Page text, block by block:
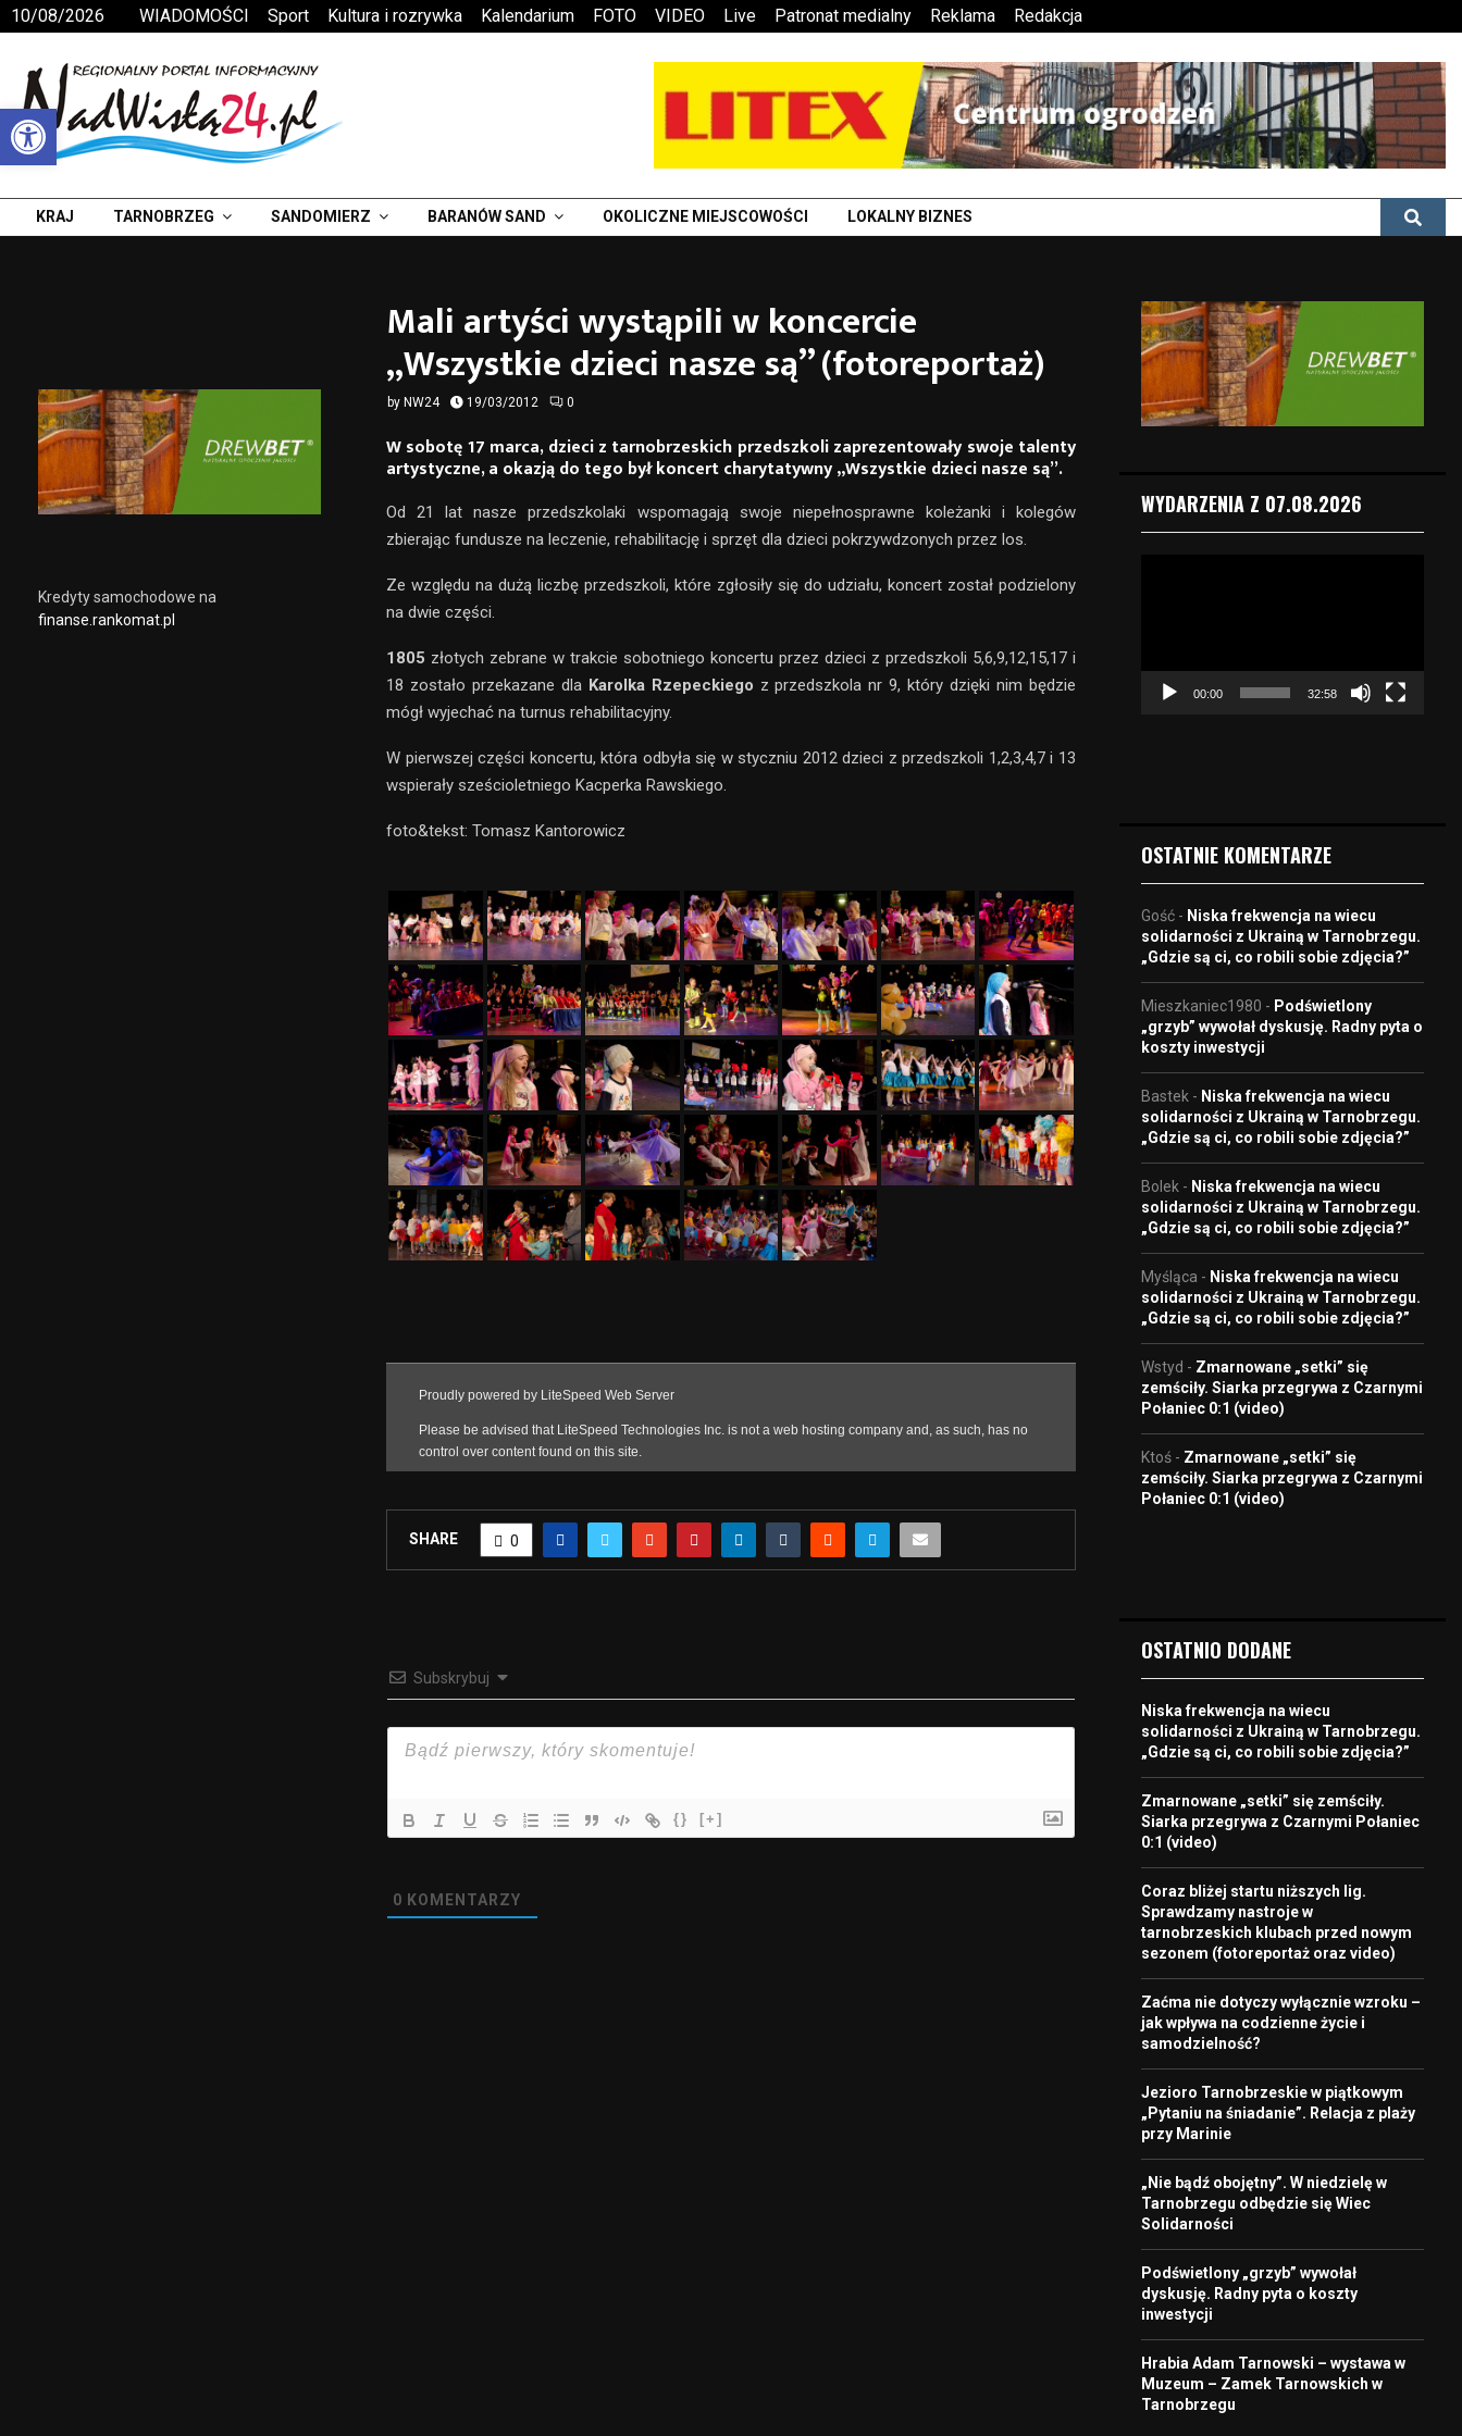
Otwórz pasek narzędzi
10/08/2026 WIADOMOŚCI Sport Kultura i rozrywka Kalendarium FOTO VIDEO Live Patronat medialny Reklama Redakcja
KRAJ TARNOBRZEG SANDOMIERZ BARANÓW SAND OKOLICZNE MIEJSCOWOŚCI LOKALNY BIZNES
Mali artyści wystąpili w koncercie
„Wszystkie dzieci nasze są” (fotoreportaż)
by NW24 19/03/2012 0
W sobotę 17 marca, dzieci z tarnobrzeskich przedszkoli zaprezentowały swoje talenty
artystyczne, a okazją do tego był koncert charytatywny„Wszystkie dzieci nasze są”.
Od 21 lat nasze przedszkolaki wspomagają swoje niepełnosprawne koleżanki i kolegów
zbierając fundusze na leczenie, rehabilitację i sprzęt dla dzieci pokrzywdzonych przez los.
Ze względu na dużą liczbę przedszkoli, które zgłosiły się do udziału, koncert został podzielony
na dwie części.
1805 złotych zebrane w trakcie sobotniego koncertu przez dzieci z przedszkoli 5,6,9,12,15,17 i
18 zostało przekazane dla Karolka Rzepeckiego z przedszkola nr 9, który dzięki nim będzie
mógł wyjechać na turnus rehabilitacyjny.
W pierwszej części koncertu, która odbyła się w styczniu 2012 dzieci z przedszkoli 1,2,3,4,7 i 13
wspierały sześcioletniego Kacperka Rawskiego.
foto&tekst: Tomasz Kantorowicz
SHARE 0
Subskrybuj
{} [+]
0 KOMENTARZY
Kredyty samochodowe na
finanse.rankomat.pl
WYDARZENIA Z 07.08.2026
e
o
00:00 32:58
OSTATNIE KOMENTARZE
Gość - Niska frekwencja na wiecu
solidarności z Ukrainą w Tarnobrzegu.
„Gdzie są ci, co robili sobie zdjęcia?”
Mieszkaniec1980 - Podświetlony
„grzyb” wywołał dyskusję. Radny pyta o
koszty inwestycji
Bastek - Niska frekwencja na wiecu
solidarności z Ukrainą w Tarnobrzegu.
„Gdzie są ci, co robili sobie zdjęcia?”
Bolek - Niska frekwencja na wiecu
solidarności z Ukrainą w Tarnobrzegu.
„Gdzie są ci, co robili sobie zdjęcia?”
Myśląca - Niska frekwencja na wiecu
solidarności z Ukrainą w Tarnobrzegu.
„Gdzie są ci, co robili sobie zdjęcia?”
Wstyd - Zmarnowane „setki” się
zemściły. Siarka przegrywa z Czarnymi
Połaniec 0:1 (video)
Ktoś - Zmarnowane „setki” się
zemściły. Siarka przegrywa z Czarnymi
Połaniec 0:1 (video)
OSTATNIO DODANE
Niska frekwencja na wiecu
solidarności z Ukrainą w Tarnobrzegu.
„Gdzie są ci, co robili sobie zdjęcia?”
Zmarnowane „setki” się zemściły.
Siarka przegrywa z Czarnymi Połaniec
0:1 (video)
Coraz bliżej startu niższych lig.
Sprawdzamy nastroje w
tarnobrzeskich klubach przed nowym
sezonem (fotoreportaż oraz video)
Zaćma nie dotyczy wyłącznie wzroku –
jak wpływa na codzienne życie i
samodzielność?
Jezioro Tarnobrzeskie w piątkowym
„Pytaniu na śniadanie”. Relacja z plaży
przy Marinie
„Nie bądź obojętny”. W niedzielę w
Tarnobrzegu odbędzie się Wiec
Solidarności
Podświetlony „grzyb” wywołał
dyskusję. Radny pyta o koszty
inwestycji
Hrabia Adam Tarnowski – wystawa w
Muzeum – Zamek Tarnowskich w
Tarnobrzegu